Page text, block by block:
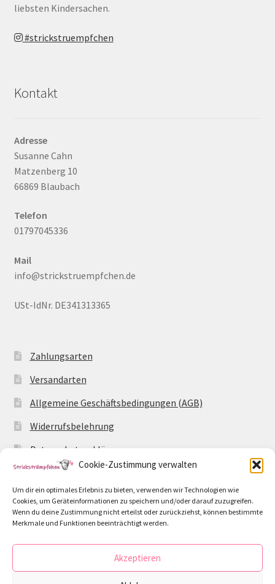
Cookie-Zustimmung verwalten
Um dir ein optimales Erlebnis zu bieten, verwenden wir Technologien wie
Cookies, um Geräteinformationen zu speichern und/oder darauf zuzugreifen.
Wenn du deine Zustimmung nicht erteilst oder zurückziehst, können bestimmte
Merkmale und Funktionen beeinträchtigt werden.
Akzeptieren
liebsten Kindersachen.
#strickstruempfchen
Kontakt
Adresse
Susanne Cahn
Matzenberg 10
66869 Blaubach
Telefon
01797045336
Mail
info@strickstruempfchen.de
USt-IdNr. DE341313365
Zahlungsarten
Versandarten
Allgemeine Geschäftsbedingungen (AGB)
Widerrufsbelehrung
Datenschutzerklärung
Impressum
Cookie-Richtlinie (EU)
© Strickstrümpfchen 2026